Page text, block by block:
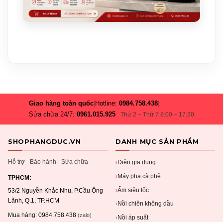
Giao hàng toàn quốc Hotline:0984.758.438
Sửa chữa 24/7:0961.015.925 Thứ 2 – Thứ 7 8:00 – 17:30
SHOPHANGDUC.VN
Hỗ trợ - Bảo hành - Sửa chữa
TPHCM:
53/2 Nguyễn Khắc Nhu, P.Cầu Ông
Lãnh, Q.1, TP.HCM
Mua hàng: 0984.758.438 (zalo)
DANH MỤC SẢN PHẨM
›Điện gia dụng
›Máy pha cà phê
›Ấm siêu tốc
› Nồi chiên không dầu
› Nồi áp suất